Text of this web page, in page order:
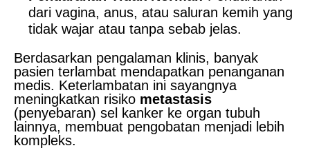
dari vagina, anus, atau saluran kemih yang
tidak wajar atau tanpa sebab jelas.
Berdasarkan pengalaman klinis, banyak
pasien terlambat mendapatkan penanganan
medis. Keterlambatan ini sayangnya
meningkatkan risiko metastasis
(penyebaran) sel kanker ke organ tubuh
lainnya, membuat pengobatan menjadi lebih
kompleks.